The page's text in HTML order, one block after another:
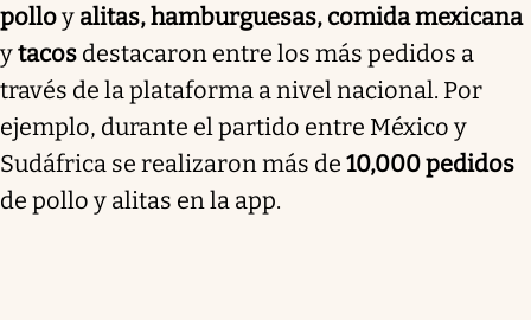
polloy alitas, hamburguesas, comida mexicana
ytacos destacaron entre los más pedidos a
través de la plataforma a nivel nacional. Por
ejemplo, durante el partido entre México y
Sudáfrica se realizaron más de 10,000 pedidos
de pollo y alitas en la app.